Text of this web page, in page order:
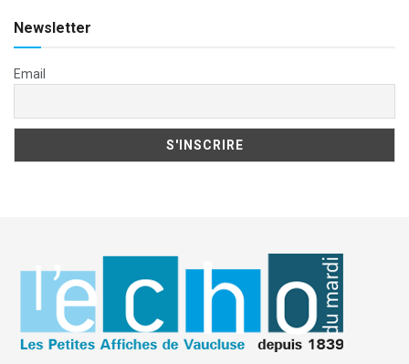
Newsletter
Email